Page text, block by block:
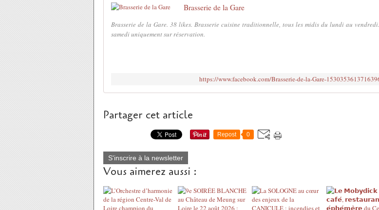
Brasserie de la Gare
Brasserie de la Gare. 38 likes. Brasserie cuisine traditionnelle, tous les midis du lundi au
samedi uniquement sur réservation.
https://www.facebook.com/Brasserie-de-la-Gare-
Partager cet article
Repost 0
S'inscrire à la newsletter
Vous aimerez aussi :